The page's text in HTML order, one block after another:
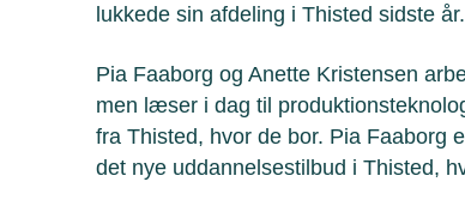
lukkede sin afdeling i Thisted sidste år.
Pia Faaborg og Anette Kristensen
men læser i dag til
fra Thisted, hvor de bor. Pia Faaborg
det nye uddannelsestilbud i Thisted,